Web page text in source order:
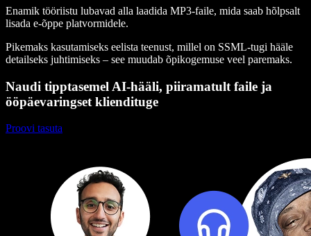
Enamik tööriistu lubavad alla laadida MP3-faile, mida saab hõlpsalt
lisada e-õppe platvormidele.
Pikemaks kasutamiseks eelista teenust, millel on SSML-tugi hääle
detailseks juhtimiseks – see muudab õpikogemuse veel paremaks.
Naudi tipptasemel AI-hääli, piiramatult faile ja
ööpäevaringset kliendituge
Proovi tasuta